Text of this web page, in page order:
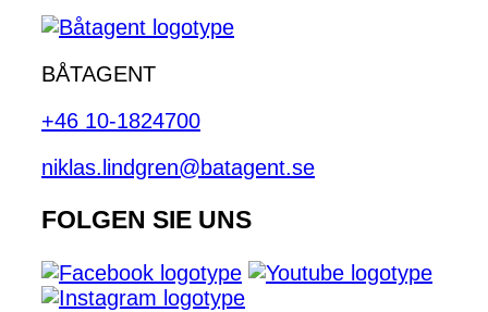
BÅTAGENT
+46 10-1824700
niklas.lindgren@batagent.se
FOLGEN SIE UNS